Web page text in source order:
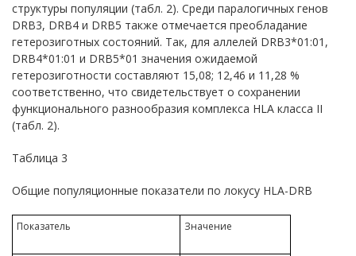
структуры популяции (табл. 2). Среди паралогичных генов
DRB3, DRB4 и DRB5 также отмечается преобладание
гетерозиготных состояний. Так, для аллелей DRB3*01:01,
DRB4*01:01 и DRB5*01 значения ожидаемой
гетерозиготности составляют 15,08; 12,46 и 11,28 %
соответственно, что свидетельствует о сохранении
функционального разнообразия комплекса HLA класса II
(табл. 2).
Таблица 3
Общие популяционные показатели по локусу HLA-DRB
Показатель Значение